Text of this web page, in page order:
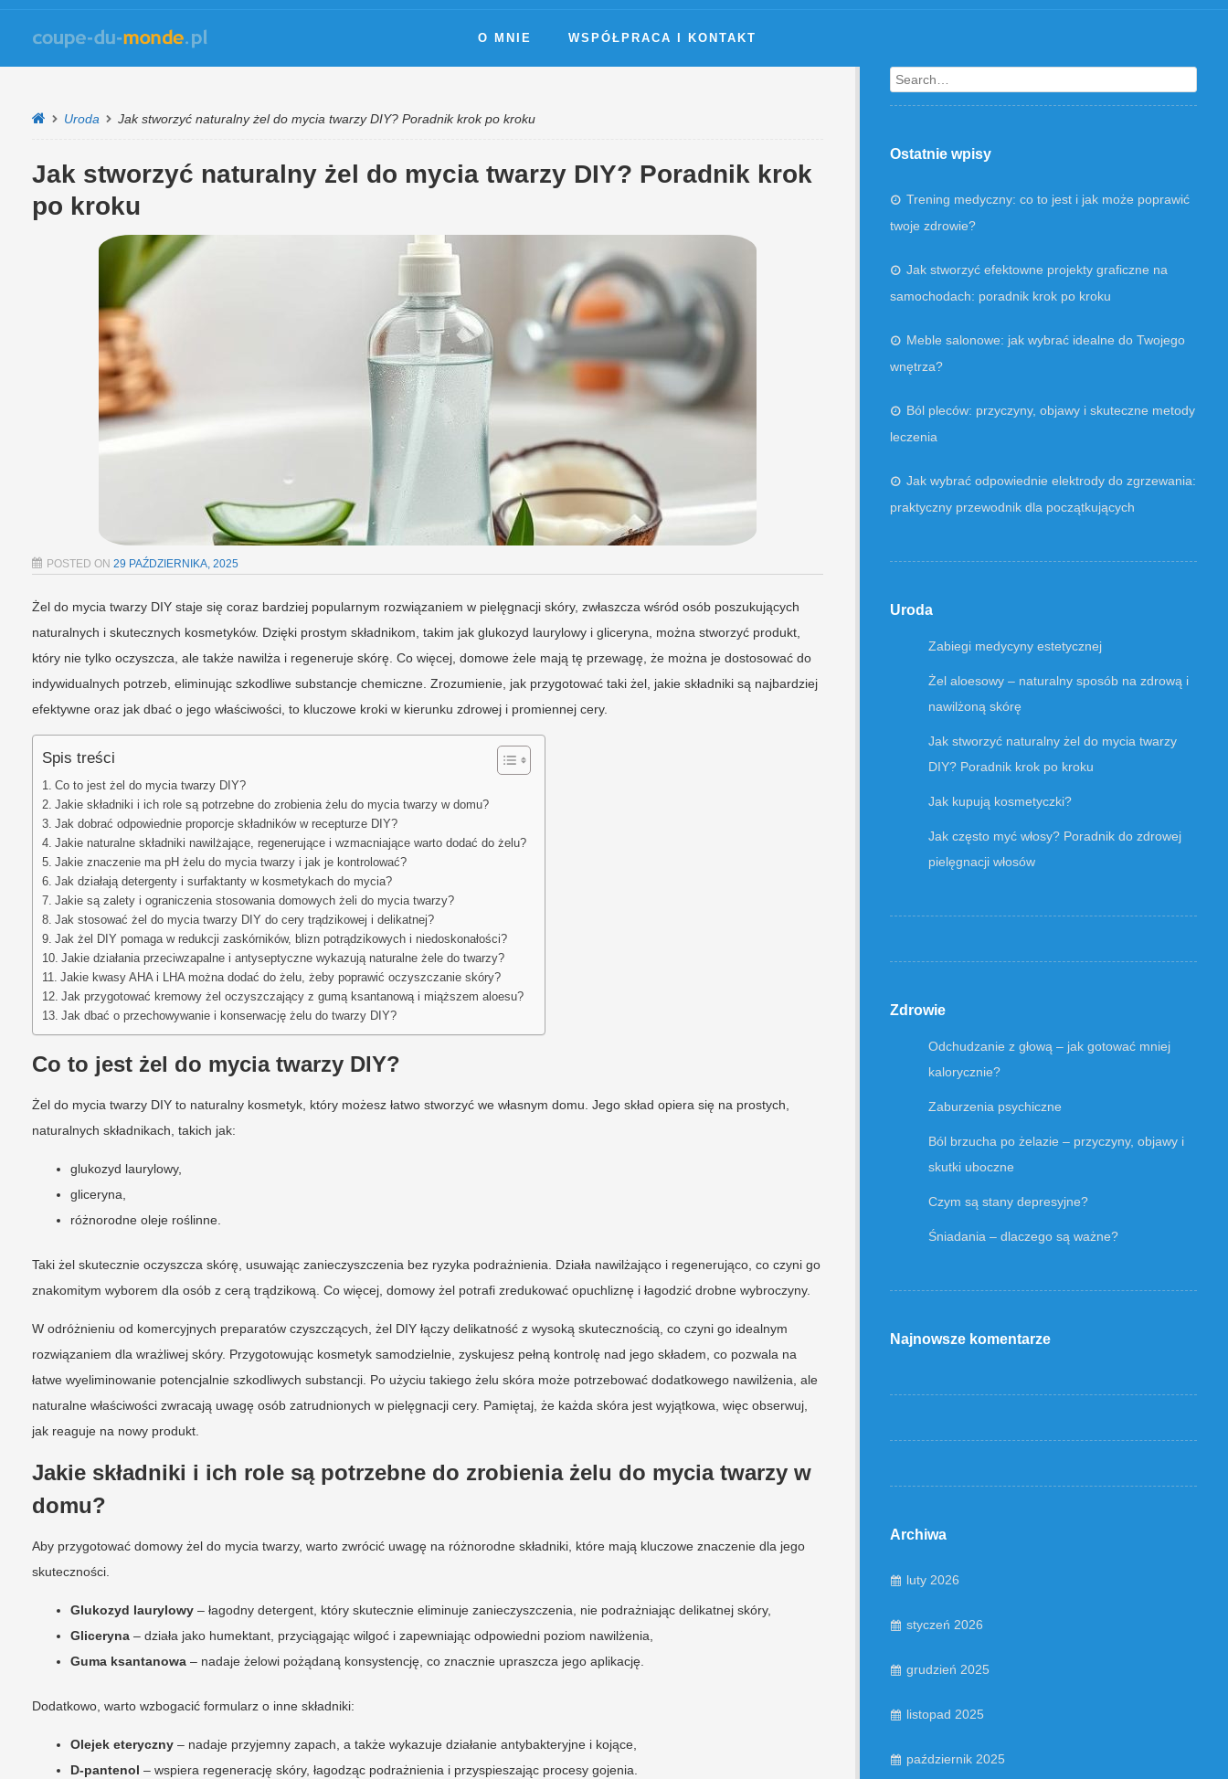
O MNIE WSPÓŁPRACA I KONTAKT
Uroda Jak stworzyć naturalny żel do mycia twarzy DIY? Poradnik krok po kroku
Jak stworzyć naturalny żel do mycia twarzy DIY? Poradnik krok
po kroku
POSTED ON 29 PAŹDZIERNIKA, 2025
Żel do mycia twarzy DIY staje się coraz bardziej popularnym rozwiązaniem w pielęgnacji skóry, zwłaszcza wśród osób poszukujących
naturalnych i skutecznych kosmetyków. Dzięki prostym składnikom, takim jak glukozyd laurylowy i gliceryna, można stworzyć produkt,
który nie tylko oczyszcza, ale także nawilża i regeneruje skórę. Co więcej, domowe żele mają tę przewagę, że można je dostosować do
indywidualnych potrzeb, eliminując szkodliwe substancje chemiczne. Zrozumienie, jak przygotować taki żel, jakie składniki są najbardziej
efektywne oraz jak dbać o jego właściwości, to kluczowe kroki w kierunku zdrowej i promiennej cery.
Spis treści
Co to jest żel do mycia twarzy DIY?
Jakie składniki i ich role są potrzebne do zrobienia żelu do mycia twarzy w domu?
Jak dobrać odpowiednie proporcje składników w recepturze DIY?
Jakie naturalne składniki nawilżające, regenerujące i wzmacniające warto dodać do żelu?
Jakie znaczenie ma pH żelu do mycia twarzy i jak je kontrolować?
Jak działają detergenty i surfaktanty w kosmetykach do mycia?
Jakie są zalety i ograniczenia stosowania domowych żeli do mycia twarzy?
Jak stosować żel do mycia twarzy DIY do cery trądzikowej i delikatnej?
Jak żel DIY pomaga w redukcji zaskórników, blizn potrądzikowych i niedoskonałości?
Jakie działania przeciwzapalne i antyseptyczne wykazują naturalne żele do twarzy?
Jakie kwasy AHA i LHA można dodać do żelu, żeby poprawić oczyszczanie skóry?
Jak przygotować kremowy żel oczyszczający z gumą ksantanową i miąższem aloesu?
Jak dbać o przechowywanie i konserwację żelu do twarzy DIY?
Co to jest żel do mycia twarzy DIY?
Żel do mycia twarzy DIY to naturalny kosmetyk, który możesz łatwo stworzyć we własnym domu. Jego skład opiera się na prostych,
naturalnych składnikach, takich jak:
glukozyd laurylowy,
gliceryna,
różnorodne oleje roślinne.
Taki żel skutecznie oczyszcza skórę, usuwając zanieczyszczenia bez ryzyka podrażnienia. Działa nawilżająco i regenerująco, co czyni go
znakomitym wyborem dla osób z cerą trądzikową. Co więcej, domowy żel potrafi zredukować opuchliznę i łagodzić drobne wybroczyny.
W odróżnieniu od komercyjnych preparatów czyszczących, żel DIY łączy delikatność z wysoką skutecznością, co czyni go idealnym
rozwiązaniem dla wrażliwej skóry. Przygotowując kosmetyk samodzielnie, zyskujesz pełną kontrolę nad jego składem, co pozwala na
łatwe wyeliminowanie potencjalnie szkodliwych substancji. Po użyciu takiego żelu skóra może potrzebować dodatkowego nawilżenia, ale
naturalne właściwości zwracają uwagę osób zatrudnionych w pielęgnacji cery. Pamiętaj, że każda skóra jest wyjątkowa, więc obserwuj,
jak reaguje na nowy produkt.
Jakie składniki i ich role są potrzebne do zrobienia żelu do mycia twarzy w
domu?
Aby przygotować domowy żel do mycia twarzy, warto zwrócić uwagę na różnorodne składniki, które mają kluczowe znaczenie dla jego
skuteczności.
Glukozyd laurylowy – łagodny detergent, który skutecznie eliminuje zanieczyszczenia, nie podrażniając delikatnej skóry,
Gliceryna – działa jako humektant, przyciągając wilgoć i zapewniając odpowiedni poziom nawilżenia,
Guma ksantanowa – nadaje żelowi pożądaną konsystencję, co znacznie upraszcza jego aplikację.
Dodatkowo, warto wzbogacić formularz o inne składniki:
Olejek eteryczny – nadaje przyjemny zapach, a także wykazuje działanie antybakteryjne i kojące,
D-pantenol – wspiera regenerację skóry, łagodząc podrażnienia i przyspieszając procesy gojenia.
Search
Ostatnie wpisy
Trening medyczny: co to jest i jak może poprawić
twoje zdrowie?
Jak stworzyć efektowne projekty graficzne na
samochodach: poradnik krok po kroku
Meble salonowe: jak wybrać idealne do Twojego
wnętrza?
Ból pleców: przyczyny, objawy i skuteczne metody
leczenia
Jak wybrać odpowiednie elektrody do zgrzewania:
praktyczny przewodnik dla początkujących
Uroda
Zabiegi medycyny estetycznej
Żel aloesowy – naturalny sposób na zdrową i
nawilżoną skórę
Jak stworzyć naturalny żel do mycia twarzy
DIY? Poradnik krok po kroku
Jak kupują kosmetyczki?
Jak często myć włosy? Poradnik do zdrowej
pielęgnacji włosów
Zdrowie
Odchudzanie z głową – jak gotować mniej
kalorycznie?
Zaburzenia psychiczne
Ból brzucha po żelazie – przyczyny, objawy i
skutki uboczne
Czym są stany depresyjne?
Śniadania – dlaczego są ważne?
Najnowsze komentarze
Archiwa
luty 2026
styczeń 2026
grudzień 2025
listopad 2025
październik 2025